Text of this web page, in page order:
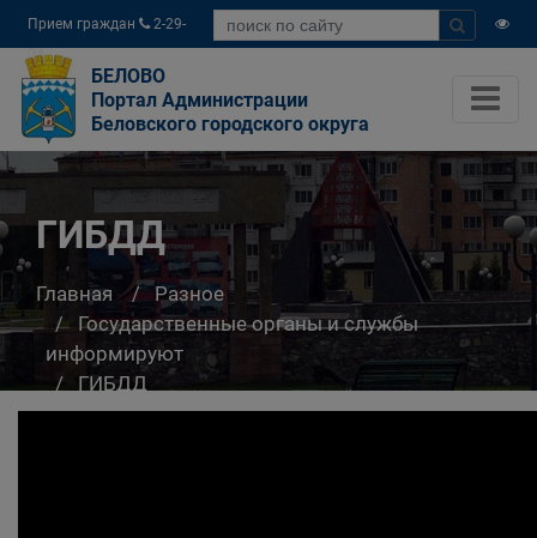
Прием граждан
2-29-
04
БЕЛОВО
Портал Администрации
Беловского городского округа
ГИБДД
Главная
Разное
Государственные органы и службы
информируют
ГИБДД